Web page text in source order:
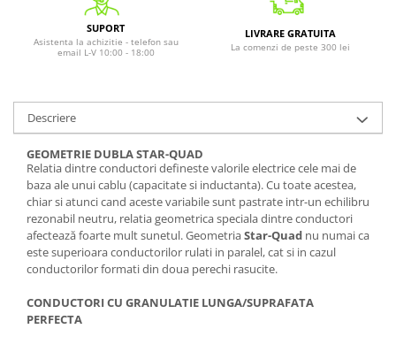
SUPORT
Asistenta la achizitie - telefon sau
email L-V 10:00 - 18:00
LIVRARE GRATUITA
La comenzi de peste 300 lei
Descriere
GEOMETRIE DUBLA STAR-QUAD
Relatia dintre conductori defineste valorile electrice cele mai de
baza ale unui cablu (capacitate si inductanta). Cu toate acestea,
chiar si atunci cand aceste variabile sunt pastrate intr-un echilibru
rezonabil neutru, relatia geometrica speciala dintre conductori
afectează foarte mult sunetul. GeometriaStar-Quad nu numai ca
este superioara conductorilor rulati in paralel, cat si in cazul
conductorilor formati din doua perechi rasucite.
CONDUCTORI CU GRANULATIE LUNGA/SUPRAFATA
PERFECTA